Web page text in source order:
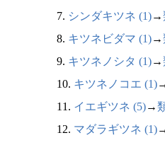
7. シンダキツネ (1)→
8. キツネビダマ (1)→
9. キツネノシタ (1)→
10. キツネノコエ (1)
11. イエギツネ (5)→
12. マダラギツネ (1)